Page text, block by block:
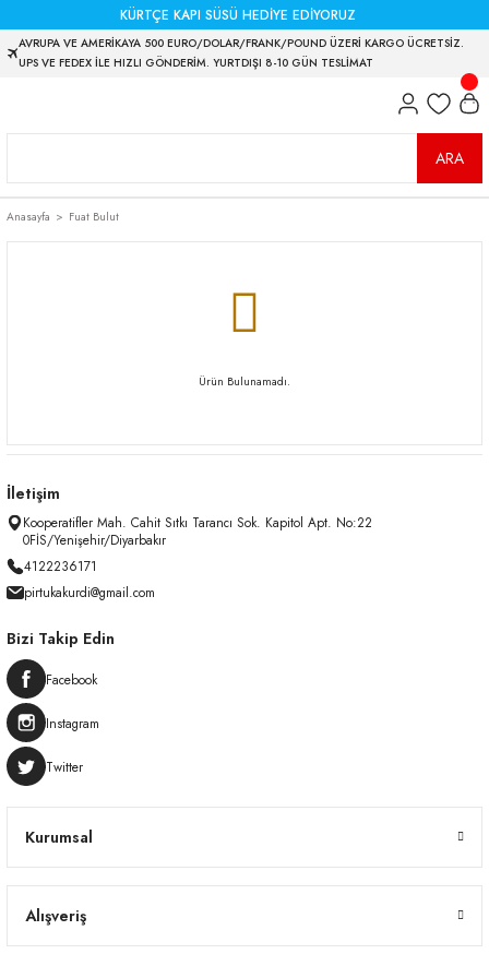
KÜRTÇE KAPI SÜSÜ HEDİYE EDİYORUZ
AVRUPA VE AMERİKAYA 500 EURO/DOLAR/FRANK/POUND ÜZERİ KARGO ÜCRETSİZ.
UPS VE FEDEX İLE HIZLI GÖNDERİM. YURTDIŞI 8-10 GÜN TESLİMAT
ARA
Anasayfa Fuat Bulut
Ürün Bulunamadı.
İletişim
Kooperatifler Mah. Cahit Sıtkı Tarancı Sok. Kapitol Apt. No:22
0FİS/Yenişehir/Diyarbakır
4122236171
pirtukakurdi@gmail.com
Kurumsal
Alışveriş
Bizi Takip Edin
Facebook
Instagram
Twitter